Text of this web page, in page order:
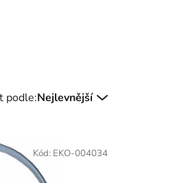
podle:Nejlevnější
Kód: EKO-004034